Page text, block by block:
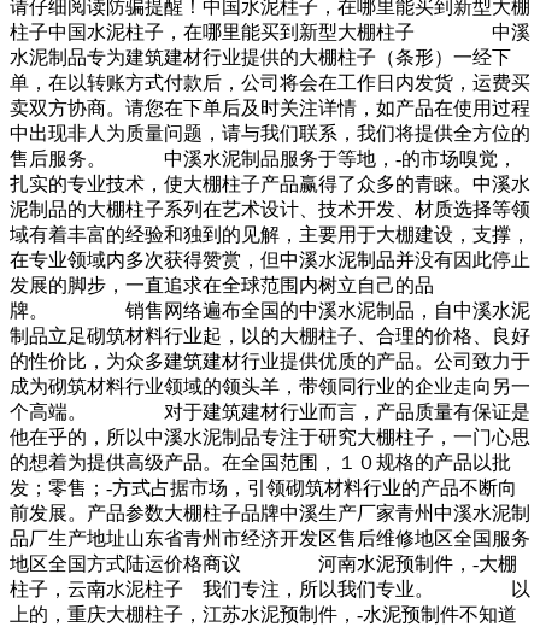
请仔细阅读防骗提醒！中国水泥柱子，在哪里能买到新型大棚
柱子中国水泥柱子，在哪里能买到新型大棚柱子 中溪
水泥制品专为建筑建材行业提供的大棚柱子（条形）一经下
单，在以转账方式付款后，公司将会在工作日内发货，运费买
卖双方协商。请您在下单后及时关注详情，如产品在使用过程
中出现非人为质量问题，请与我们联系，我们将提供全方位的
售后服务。 中溪水泥制品服务于等地，-的市场嗅觉，
扎实的专业技术，使大棚柱子产品赢得了众多的青睐。中溪水
泥制品的大棚柱子系列在艺术设计、技术开发、材质选择等领
域有着丰富的经验和独到的见解，主要用于大棚建设，支撑，
在专业领域内多次获得赞赏，但中溪水泥制品并没有因此停止
发展的脚步，一直追求在全球范围内树立自己的品
牌。 销售网络遍布全国的中溪水泥制品，自中溪水泥
制品立足砌筑材料行业起，以的大棚柱子、合理的价格、良好
的性价比，为众多建筑建材行业提供优质的产品。公司致力于
成为砌筑材料行业领域的领头羊，带领同行业的企业走向另一
个高端。 对于建筑建材行业而言，产品质量有保证是
他在乎的，所以中溪水泥制品专注于研究大棚柱子，一门心思
的想着为提供高级产品。在全国范围，１０规格的产品以批
发；零售；-方式占据市场，引领砌筑材料行业的产品不断向
前发展。产品参数大棚柱子品牌中溪生产厂家青州中溪水泥制
品厂生产地址山东省青州市经济开发区售后维修地区全国服务
地区全国方式陆运价格商议 河南水泥预制件，-大棚
柱子，云南水泥柱子 我们专注，所以我们专业。 以
上的，重庆大棚柱子，江苏水泥预制件，-水泥预制件不知道